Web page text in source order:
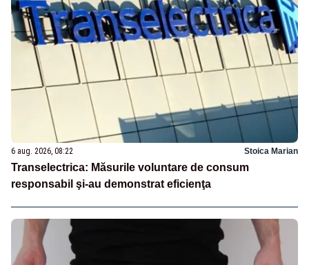
6 aug. 2026, 08:22 Stoica Marian
Transelectrica: Măsurile voluntare de consum
responsabil şi-au demonstrat eficienţa